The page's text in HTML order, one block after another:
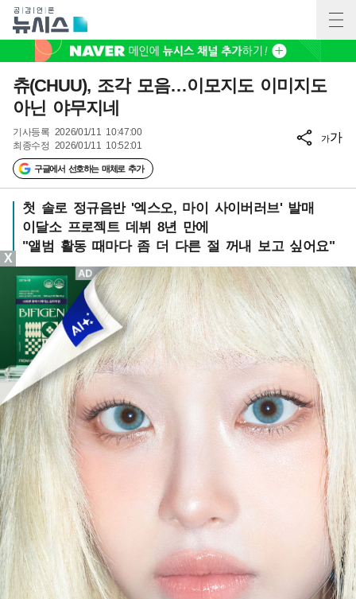
츄(CHUU), 조각 모음…이모지도 이미지도
아닌 야무지네
기사등록 2026/01/11 10:47:00
최종수정 2026/01/11 10:52:01
구글에서 선호하는 매체로 추가
가가
첫 솔로 정규음반 '엑스오, 마이 사이버러브' 발매
이달소 프로젝트 데뷔 8년 만에
"앨범 활동 때마다 좀 더 다른 절 꺼내 보고 싶어요"
X